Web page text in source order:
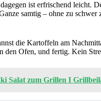
ist erfrischend leicht.
samtig – ohne zu
die Kartoffeln am
den Ofen, und fertig. Kein
Salat zum Grillen I